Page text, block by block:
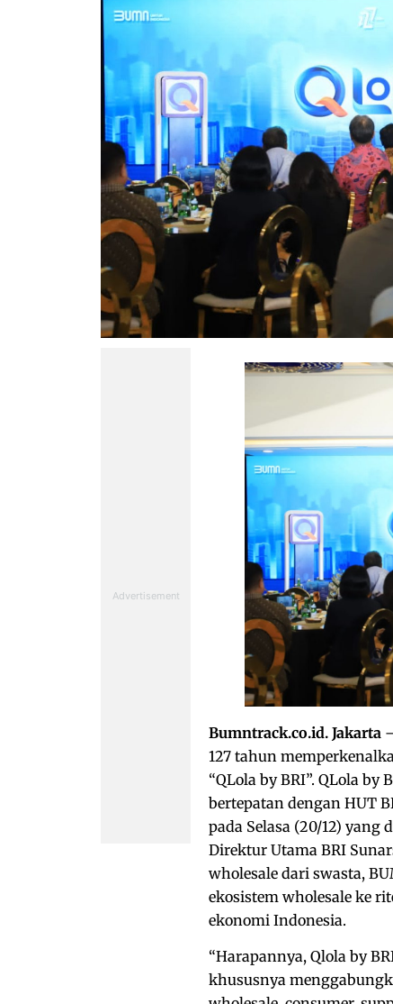
Bumntrack.co.id. Jakarta
127 tahun
“QLola by BRI”. QLola by
bertepatan dengan HUT
pada Selasa (20/12)
Direktur Utama BRI
wholesale dari swasta,
ekosistem wholesale ke
ekonomi Indonesia.
“Harapannya, Qlola by
khususnya